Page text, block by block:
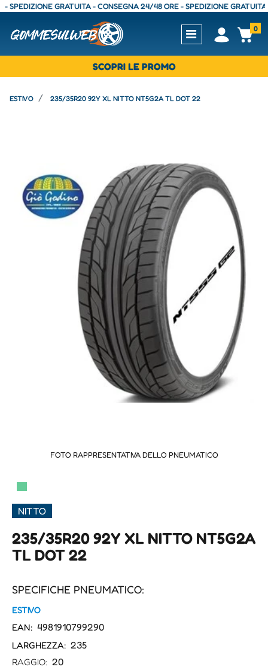
GRATUITA - CONSEGNA 24/48 ORE - SPEDIZIONE GRATUITA -
Open0
SCOPRI LE PROMO
ESTIVO 235/35R20 92Y XL NITTO NT5G2A TL DOT 22
FOTO RAPPRESENTATIVA DELLO PNEUMATICO
▀
NITTO
235/35R20 92Y XL NITTO NT5G2A
TL DOT 22
SPECIFICHE PNEUMATICO:
ESTIVO
EAN: 4981910799290
LARGHEZZA: 235
RAGGIO: 20